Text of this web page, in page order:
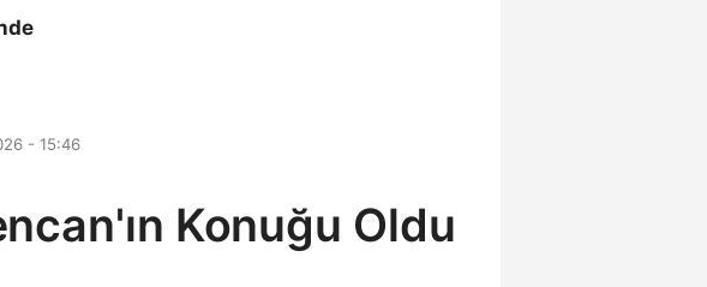
- 15:46
Konuğu Oldu